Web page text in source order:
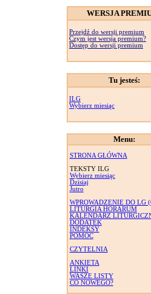
WERSJA
Przejdź do wersji premium
Czym jest wersja premium?
Dostęp do wersji premium
Tu jesteś:
ILG
Wybierz miesiąc
Menu:
STRONA GŁÓWNA
TEKSTY ILG
Wybierz miesiąc
Dzisiaj
Jutro
WPROWADZENIE DO LG
LITURGIA HORARUM
KALENDARZ
DODATEK
INDEKSY
POMOC
CZYTELNIA
ANKIETA
LINKI
WASZE LISTY
CO NOWEGO?